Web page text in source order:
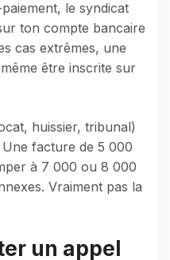
le syndicat
ton compte bancaire
cas extrêmes, une
être inscrite sur
huissier, tribunal)
Une facture de 5 000
à 7 000 ou 8 000
Vraiment pas la
un appel